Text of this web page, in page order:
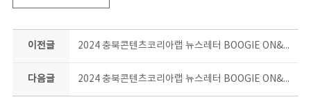
이전글 2024 충북콘텐츠코리아랩 뉴스레터 BOOGIE ON&ON 9월호
다음글 2024 충북콘텐츠코리아랩 뉴스레터 BOOGIE ON&ON 11월호